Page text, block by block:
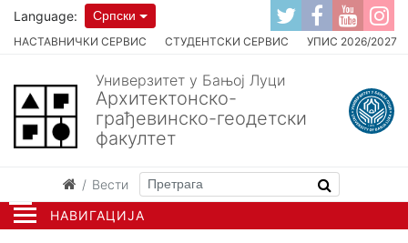
НАВИГАЦИЈА
НАСТАВНИЧКИ СЕРВИС СТУДЕНТСКИ СЕРВИС УПИС 2026/2027
Language: Српски
Универзитет у Бањој Луци
Архитектонско-
грађевинско-геодетски
факултет
Вести